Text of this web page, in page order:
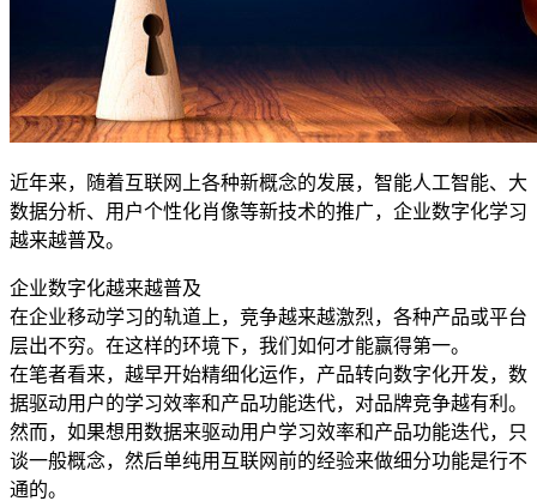
近年来，随着互联网上各种新概念的发展，智能人工智能、大
数据分析、用户个性化肖像等新技术的推广，企业数字化学习
越来越普及。
企业数字化越来越普及
在企业移动学习的轨道上，竞争越来越激烈，各种产品或平台
层出不穷。在这样的环境下，我们如何才能赢得第一。
在笔者看来，越早开始精细化运作，产品转向数字化开发，数
据驱动用户的学习效率和产品功能迭代，对品牌竞争越有利。
然而，如果想用数据来驱动用户学习效率和产品功能迭代，只
谈一般概念，然后单纯用互联网前的经验来做细分功能是行不
通的。